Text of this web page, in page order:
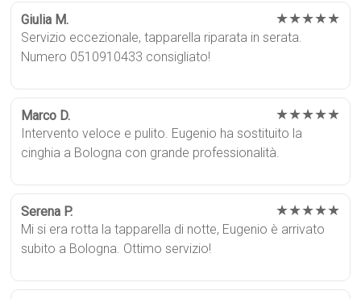
Giulia M. ★★★★★
Servizio eccezionale, tapparella riparata in serata.
Numero 0510910433 consigliato!
Marco D. ★★★★★
Intervento veloce e pulito. Eugenio ha sostituito la
cinghia a Bologna con grande professionalità.
Serena P. ★★★★★
Mi si era rotta la tapparella di notte, Eugenio è arrivato
subito a Bologna. Ottimo servizio!